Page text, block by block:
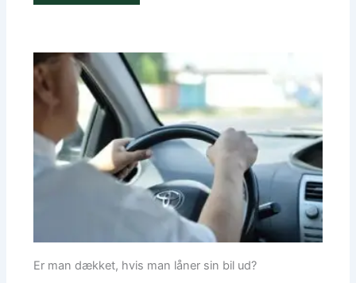
Er man dækket, hvis man låner sin bil ud?